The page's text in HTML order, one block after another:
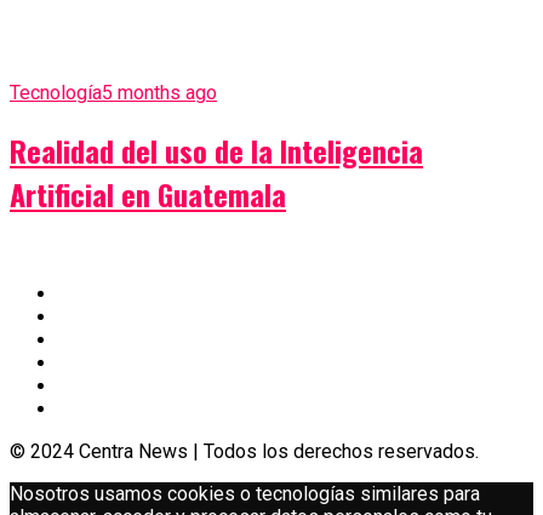
Tecnología5 months ago
Realidad del uso de la Inteligencia
Artificial en Guatemala
© 2024 Centra News | Todos los derechos reservados.
Nosotros usamos cookies o tecnologías similares para